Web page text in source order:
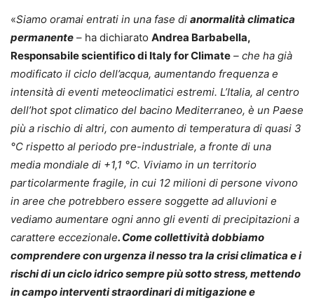
«Siamo oramai entrati in una fase di anormalità climatica
permanente – ha dichiarato Andrea Barbabella,
Responsabile scientifico di Italy for Climate – che ha già
modificato il ciclo dell’acqua, aumentando frequenza e
intensità di eventi meteoclimatici estremi. L’Italia, al centro
dell’hot spot climatico del bacino Mediterraneo, è un Paese
più a rischio di altri, con aumento di temperatura di quasi 3
°C rispetto al periodo pre-industriale, a fronte di una
media mondiale di +1,1 °C. Viviamo in un territorio
particolarmente fragile, in cui 12 milioni di persone vivono
in aree che potrebbero essere soggette ad alluvioni e
vediamo aumentare ogni anno gli eventi di precipitazioni a
carattere eccezionale. Come collettività dobbiamo
comprendere con urgenza il nesso tra la crisi climatica e i
rischi di un ciclo idrico sempre più sotto stress, mettendo
in campo interventi straordinari di mitigazione e